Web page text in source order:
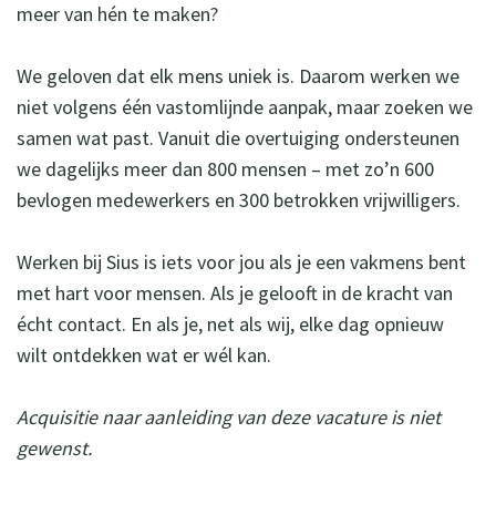
meer van hén te maken?
We geloven dat elk mens uniek is. Daarom werken we
niet volgens één vastomlijnde aanpak, maar zoeken we
samen wat past. Vanuit die overtuiging ondersteunen
we dagelijks meer dan 800 mensen – met zo’n 600
bevlogen medewerkers en 300 betrokken vrijwilligers.
Werken bij Sius is iets voor jou als je een vakmens bent
met hart voor mensen. Als je gelooft in de kracht van
écht contact. En als je, net als wij, elke dag opnieuw
wilt ontdekken wat er wél kan.
Acquisitie naar aanleiding van deze vacature is niet
gewenst.